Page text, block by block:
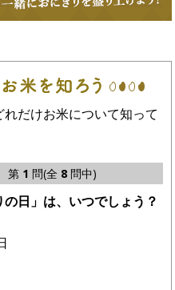
れだけお米について知って
第 1 問(全 8問中)
の日」は、いつでしょう？